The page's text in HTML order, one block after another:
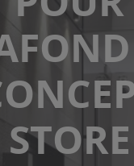
STORE